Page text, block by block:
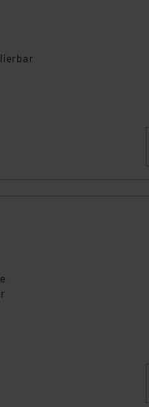
Land mit unzureichendem
personenbezogene
Europäer bestehen.
der Europäischen
Art der übermittelten